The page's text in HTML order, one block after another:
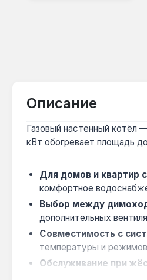
Описание
Газовый настенный котёл
кВт обогревает площадь
Для домов и квартир
комфортное
Выбор между
дополнительных
Совместимость с
температуры и
Обслуживание при